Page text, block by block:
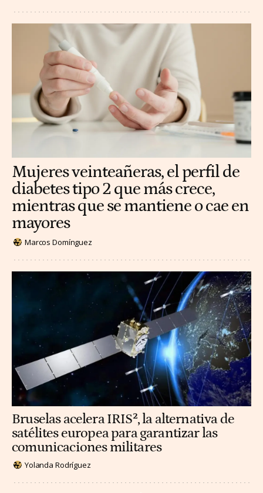
Mujeres veinteañeras, el perfil de
diabetes tipo 2 que más crece,
mientras que se mantiene o cae en
mayores
Marcos Domínguez
Bruselas acelera IRIS², la alternativa de
satélites europea para garantizar las
comunicaciones militares
Yolanda Rodríguez